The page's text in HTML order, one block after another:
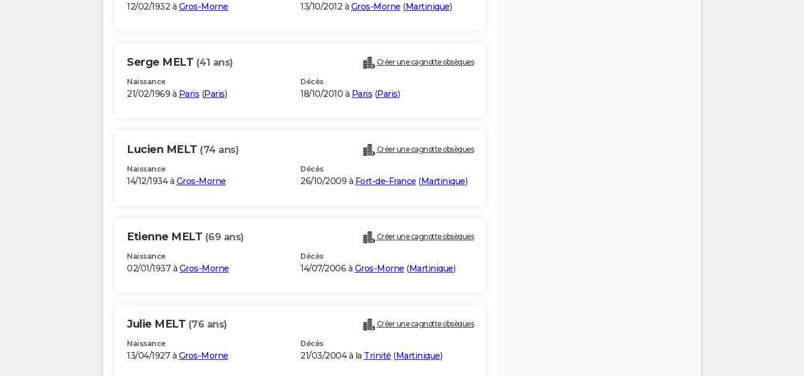
12/02/1932 à Gros-Morne 13/10/2012 à Gros-Morne (Martinique)
Serge MELT (41 ans) Créer une cagnotte obsèques
Naissance
21/02/1969 à Paris (Paris)
Décès
18/10/2010 à Paris (Paris)
Lucien MELT (74 ans) Créer une cagnotte obsèques
Naissance
14/12/1934 à Gros-Morne
Décès
26/10/2009 à Fort-de-France (Martinique)
Etienne MELT (69 ans) Créer une cagnotte obsèques
Naissance
02/01/1937 à Gros-Morne
Décès
14/07/2006 à Gros-Morne (Martinique)
Julie MELT (76 ans) Créer une cagnotte obsèques
Naissance
13/04/1927 à Gros-Morne
Décès
21/03/2004 à la Trinité (Martinique)